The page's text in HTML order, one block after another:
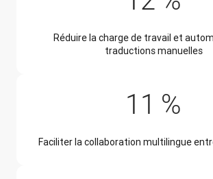
Réduire la charge de travail et
traductions manuelles
11 %
Faciliter la collaboration multilingue